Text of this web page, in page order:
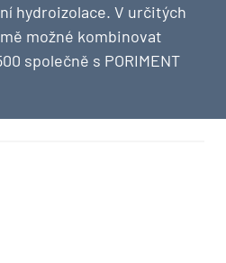
hydroizolace. V určitých
možné kombinovat
společně s PORIMENT